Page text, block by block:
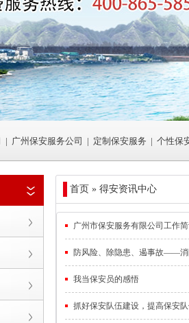
| 广州保安服务公司 | 定制保安服务 | 个性保
首页 » 得安资讯中心
广州市保安服务有限公司工作
防风险、除隐患、遏事故——
我当保安员的感悟
抓好保安队伍建设，提高保安